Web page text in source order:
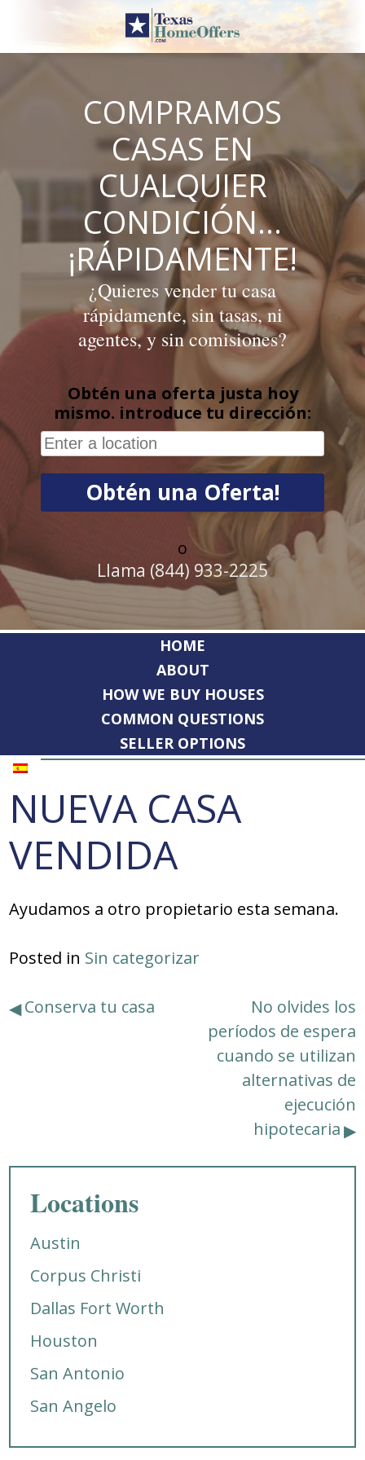
content
COMPRAMOS
CASAS EN
CUALQUIER
CONDICIÓN…
¡RÁPIDAMENTE!
¿Quieres vender tu casa
rápidamente, sin tasas, ni
agentes, y sin comisiones?
Obtén una oferta justa hoy
mismo. introduce tu dirección:
o
Llama (844) 933-2225
HOME
ABOUT
HOW WE BUY HOUSES
COMMON QUESTIONS
SELLER OPTIONS
NUEVA CASA
VENDIDA
Ayudamos a otro propietario esta semana.
Posted in Sin categorizar
Navegación
Conserva tu casa
No olvides los
períodos de espera
cuando se utilizan
alternativas de
ejecución
hipotecaria
Locations
Austin
Corpus Christi
Dallas Fort Worth
Houston
San Antonio
San Angelo